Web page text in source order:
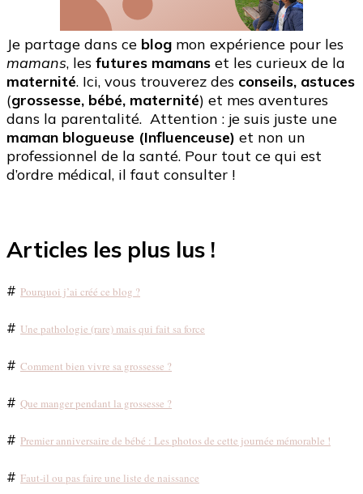
Je partage dans ce blog mon expérience pour les
mamans, les futures mamans et les curieux de la
maternité. Ici, vous trouverez des conseils, astuces
(grossesse, bébé, maternité) et mes aventures
dans la parentalité. Attention : je suis juste une
maman blogueuse (Influenceuse) et non un
professionnel de la santé. Pour tout ce qui est
d’ordre médical, il faut consulter !
Articles les plus lus !
# Pourquoi j’ai créé ce blog ?
# Une pathologie (rare) mais qui fait sa force
# Comment bien vivre sa grossesse ?
# Que manger pendant la grossesse ?
# Premier anniversaire de bébé : Les photos de cette journée mémorable !
# Faut-il ou pas faire une liste de naissance